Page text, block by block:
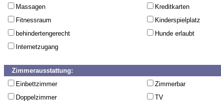
Massagen
Kreditkarten
Fitnessraum
Kinderspielplatz
behindertengerecht
Hunde erlaubt
Internetzugang
Zimmerausstattung:
Einbettzimmer
Zimmerbar
Doppelzimmer
TV